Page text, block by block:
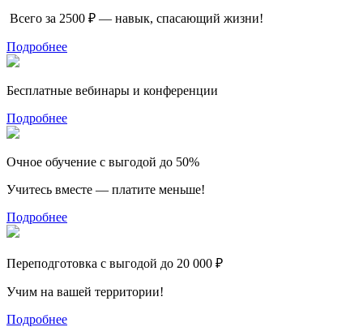
Всего за 2500 ₽ — навык, спасающий жизни!
Подробнее
Бесплатные вебинары и конференции
Подробнее
Очное обучение с выгодой до 50%
Учитесь вместе — платите меньше!
Подробнее
Переподготовка с выгодой до 20 000 ₽
Учим на вашей территории!
Подробнее